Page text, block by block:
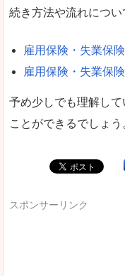
続き方法や流れについ
雇用保険・失業保
雇用保険・失業保
予め少しでも理解し
ことができるでしょう
スポンサーリンク